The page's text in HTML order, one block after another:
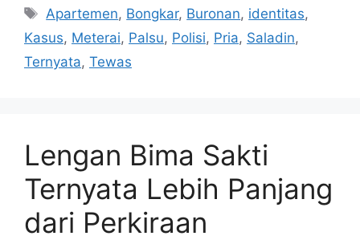
Tag
Apartemen, Bongkar, Buronan, identitas,
Kasus, Meterai, Palsu, Polisi, Pria, Saladin,
Ternyata, Tewas
Lengan Bima Sakti
Ternyata Lebih Panjang
dari Perkiraan